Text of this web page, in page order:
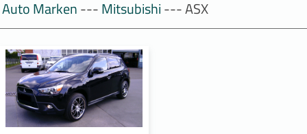
Auto Marken---Mitsubishi--- ASX